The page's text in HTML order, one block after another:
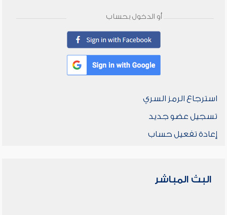
أو الدخول بحساب
استرجاع الرمز السري
تسجيل عضو جديد
إعادة تفعيل حساب
البث المباشر